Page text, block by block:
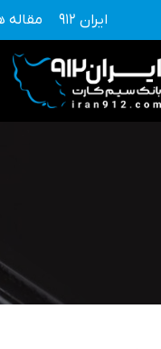
محتوا
ایران 912 مقاله